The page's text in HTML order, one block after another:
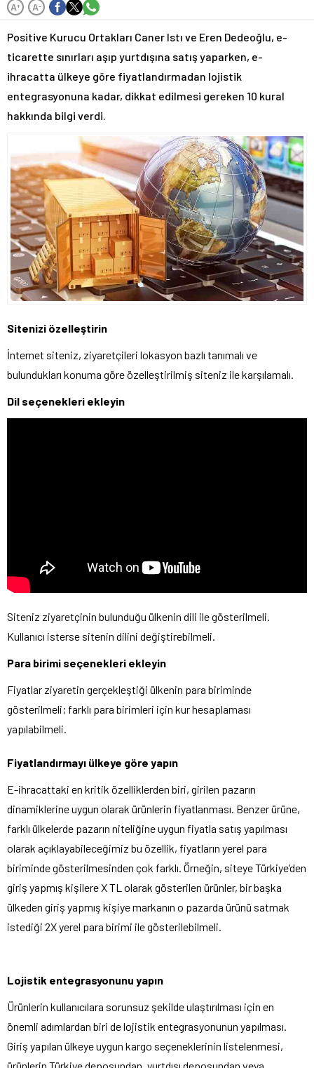
A+ A-
Positive Kurucu Ortakları Caner Istı ve Eren Dedeoğlu, e-
ticarette sınırları aşıp yurtdışına satış yaparken, e-
ihracatta ülkeye göre fiyatlandırmadan lojistik
entegrasyonuna kadar, dikkat edilmesi gereken 10 kural
hakkında bilgi verdi.
Sitenizi özelleştirin
İnternet siteniz, ziyaretçileri lokasyon bazlı tanımalı ve
bulundukları konuma göre özelleştirilmiş siteniz ile karşılamalı.
Dil seçenekleri ekleyin
Siteniz ziyaretçinin bulunduğu ülkenin dili ile gösterilmeli.
Kullanıcı isterse sitenin dilini değiştirebilmeli.
Para birimi seçenekleri ekleyin
Fiyatlar ziyaretin gerçekleştiği ülkenin para biriminde
gösterilmeli; farklı para birimleri için kur hesaplaması
yapılabilmeli.
Fiyatlandırmayı ülkeye göre yapın
E-ihracattaki en kritik özelliklerden biri, girilen pazarın
dinamiklerine uygun olarak ürünlerin fiyatlanması. Benzer ürüne,
farklı ülkelerde pazarın niteliğine uygun fiyatla satış yapılması
olarak açıklayabileceğimiz bu özellik, fiyatların yerel para
biriminde gösterilmesinden çok farklı. Örneğin, siteye Türkiye’den
giriş yapmış kişilere X TL olarak gösterilen ürünler, bir başka
ülkeden giriş yapmış kişiye markanın o pazarda ürünü satmak
istediği 2X yerel para birimi ile gösterilebilmeli.
Lojistik entegrasyonunu yapın
Ürünlerin kullanıcılara sorunsuz şekilde ulaştırılması için en
önemli adımlardan biri de lojistik entegrasyonunun yapılması.
Giriş yapılan ülkeye uygun kargo seçeneklerinin listelenmesi,